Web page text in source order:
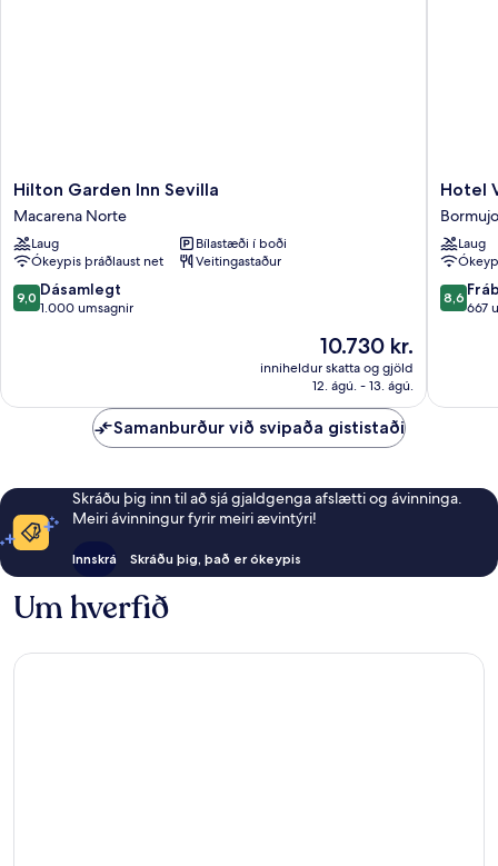
Hilton
Garden
Inn
Sevilla
Macarena
Norte
Hilton Garden Inn Sevilla
Macarena Norte
Laug
Bílastæði í boði
Ókeypis þráðlaust net
Veitingastaður
9.0
af
9,0 Dásamlegt
1.000 umsagnir
Verðið
er
10.730 kr.
10.730 kr.
inniheldur skatta og gjöld
12. ágú. - 13. ágú.
Hotel
Vértice
Aljarafe
Hotel
Laug
8.6
af
8,6
667
Samanburður við svipaða gististaði
Skráðu þig inn til að sjá gjaldgenga afslætti og ávinninga.
Meiri ávinningur fyrir meiri ævintýri!
Innskrá Skráðu þig, það er ókeypis
Um hverfið